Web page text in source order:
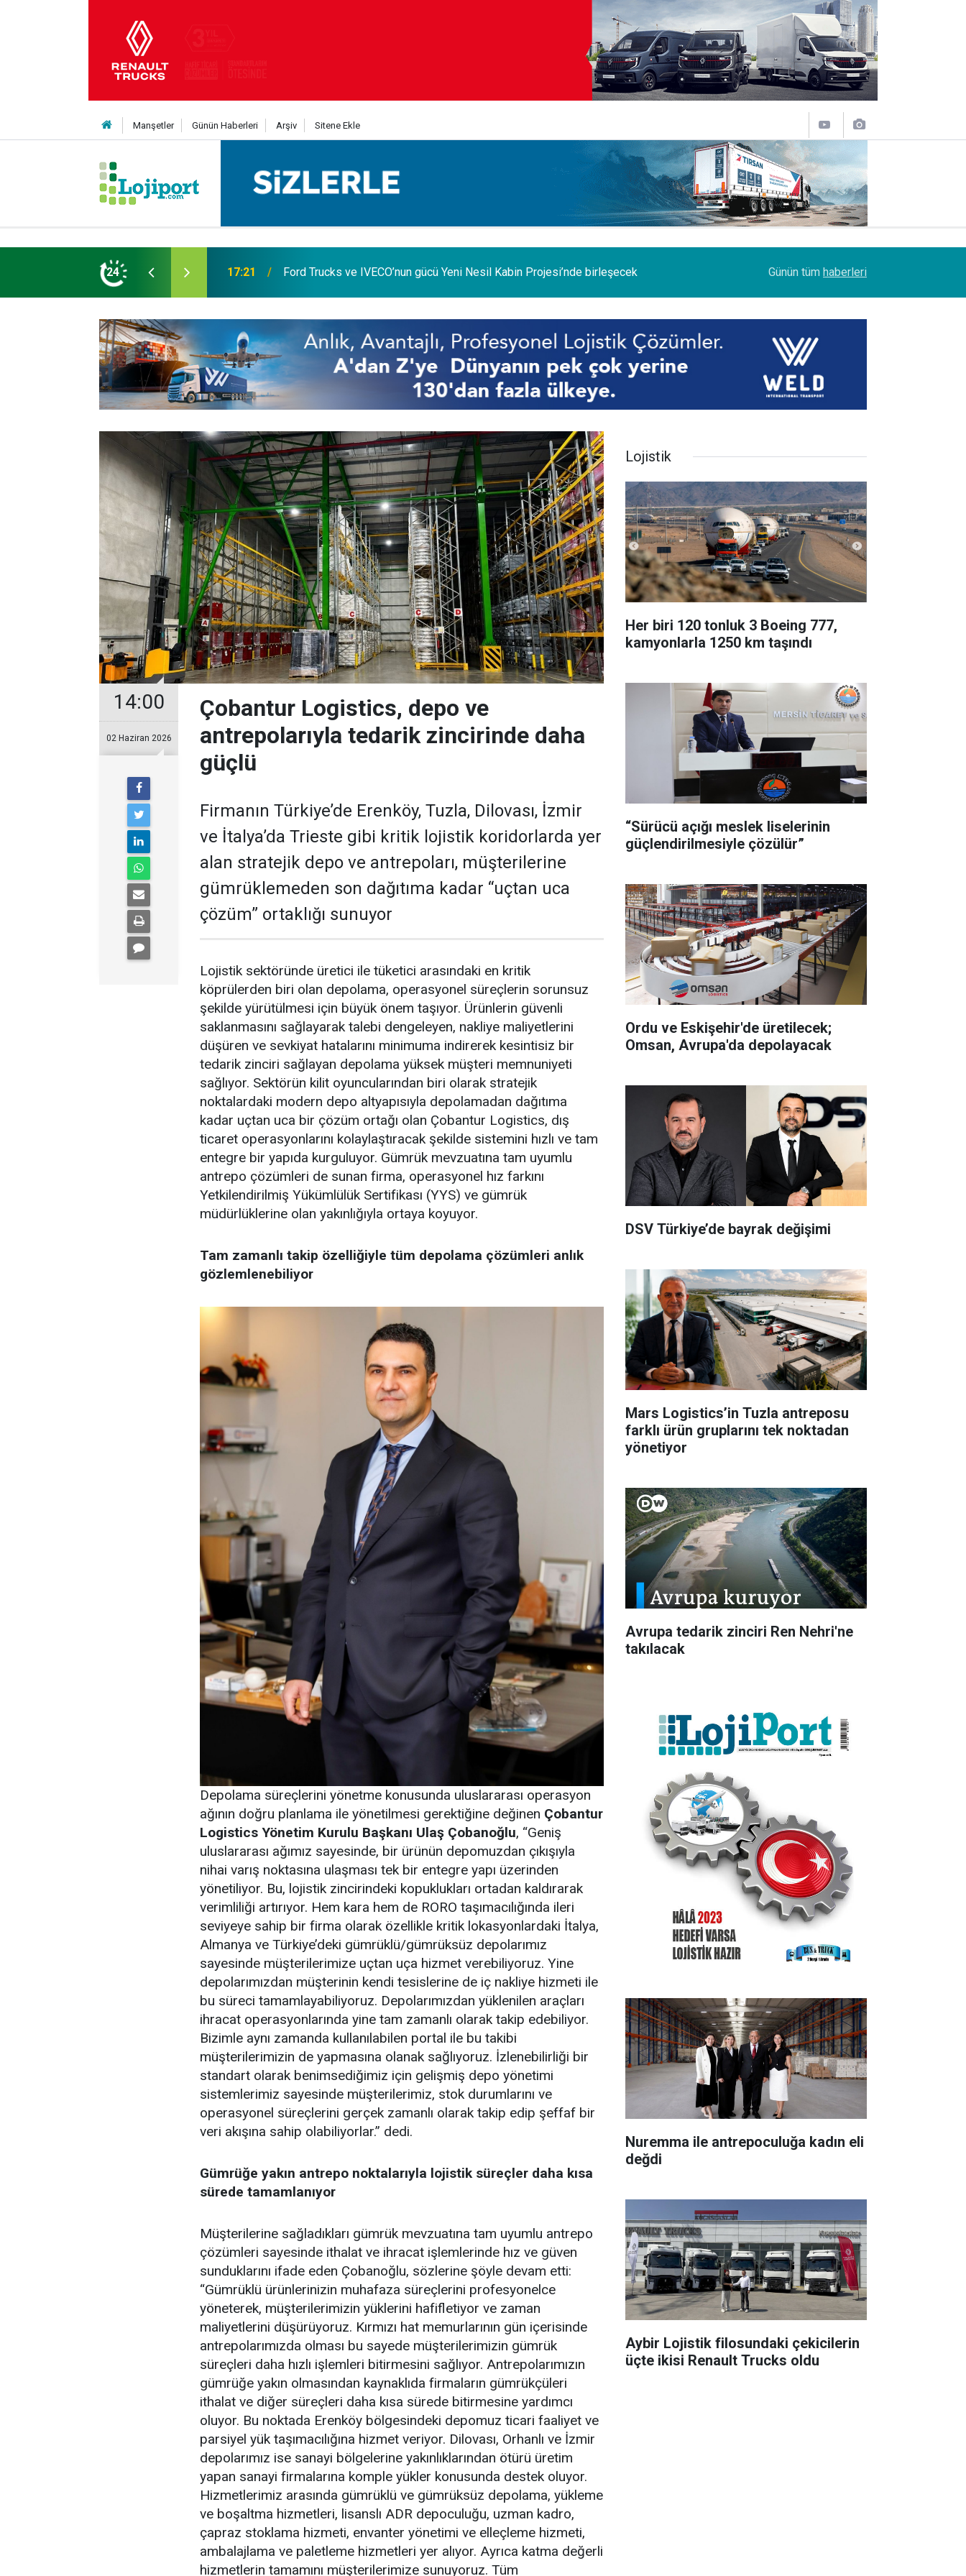
Manşetler Günün Haberleri Arşiv Sitene Ekle
24
Nesil Kabin Projesi’nde birleşecek 10:35 Treylerde iç pazar daraldı, ihracat şaha kalktı Her biri 120 tonluk 3 Boeing 777, kamyonlarla
Günün tüm haberleri
14:00
02 Haziran 2026
Çobantur Logistics, depo ve
antrepolarıyla tedarik zincirinde daha
güçlü
Firmanın Türkiye’de Erenköy, Tuzla, Dilovası, İzmir
ve İtalya’da Trieste gibi kritik lojistik koridorlarda yer
alan stratejik depo ve antrepoları, müşterilerine
gümrüklemeden son dağıtıma kadar “uçtan uca
çözüm” ortaklığı sunuyor
Lojistik sektöründe üretici ile tüketici arasındaki en kritik
köprülerden biri olan depolama, operasyonel süreçlerin sorunsuz
şekilde yürütülmesi için büyük önem taşıyor. Ürünlerin güvenli
saklanmasını sağlayarak talebi dengeleyen, nakliye maliyetlerini
düşüren ve sevkiyat hatalarını minimuma indirerek kesintisiz bir
tedarik zinciri sağlayan depolama yüksek müşteri memnuniyeti
sağlıyor. Sektörün kilit oyuncularından biri olarak stratejik
noktalardaki modern depo altyapısıyla depolamadan dağıtıma
kadar uçtan uca bir çözüm ortağı olan Çobantur Logistics, dış
ticaret operasyonlarını kolaylaştıracak şekilde sistemini hızlı ve tam
entegre bir yapıda kurguluyor. Gümrük mevzuatına tam uyumlu
antrepo çözümleri de sunan firma, operasyonel hız farkını
Yetkilendirilmiş Yükümlülük Sertifikası (YYS) ve gümrük
müdürlüklerine olan yakınlığıyla ortaya koyuyor.
Tam zamanlı takip özelliğiyle tüm depolama çözümleri anlık
gözlemlenebiliyor
Depolama süreçlerini yönetme konusunda uluslararası operasyon
ağının doğru planlama ile yönetilmesi gerektiğine değinen Çobantur
Logistics Yönetim Kurulu Başkanı Ulaş Çobanoğlu, “Geniş
uluslararası ağımız sayesinde, bir ürünün depomuzdan çıkışıyla
nihai varış noktasına ulaşması tek bir entegre yapı üzerinden
yönetiliyor. Bu, lojistik zincirindeki kopuklukları ortadan kaldırarak
verimliliği artırıyor. Hem kara hem de RORO taşımacılığında ileri
seviyeye sahip bir firma olarak özellikle kritik lokasyonlardaki İtalya,
Almanya ve Türkiye’deki gümrüklü/gümrüksüz depolarımız
sayesinde müşterilerimize uçtan uça hizmet verebiliyoruz. Yine
depolarımızdan müşterinin kendi tesislerine de iç nakliye hizmeti ile
bu süreci tamamlayabiliyoruz. Depolarımızdan yüklenilen araçları
ihracat operasyonlarında yine tam zamanlı olarak takip edebiliyor.
Bizimle aynı zamanda kullanılabilen portal ile bu takibi
müşterilerimizin de yapmasına olanak sağlıyoruz. İzlenebilirliği bir
standart olarak benimsediğimiz için gelişmiş depo yönetimi
sistemlerimiz sayesinde müşterilerimiz, stok durumlarını ve
operasyonel süreçlerini gerçek zamanlı olarak takip edip şeffaf bir
veri akışına sahip olabiliyorlar.” dedi.
Gümrüğe yakın antrepo noktalarıyla lojistik süreçler daha kısa
sürede tamamlanıyor
Müşterilerine sağladıkları gümrük mevzuatına tam uyumlu antrepo
çözümleri sayesinde ithalat ve ihracat işlemlerinde hız ve güven
sunduklarını ifade eden Çobanoğlu, sözlerine şöyle devam etti:
“Gümrüklü ürünlerinizin muhafaza süreçlerini profesyonelce
yöneterek, müşterilerimizin yüklerini hafifletiyor ve zaman
maliyetlerini düşürüyoruz. Kırmızı hat memurlarının gün içerisinde
antrepolarımızda olması bu sayede müşterilerimizin gümrük
süreçleri daha hızlı işlemleri bitirmesini sağlıyor. Antrepolarımızın
gümrüğe yakın olmasından kaynaklıda firmaların gümrükçüleri
ithalat ve diğer süreçleri daha kısa sürede bitirmesine yardımcı
oluyor. Bu noktada Erenköy bölgesindeki depomuz ticari faaliyet ve
parsiyel yük taşımacılığına hizmet veriyor. Dilovası, Orhanlı ve İzmir
depolarımız ise sanayi bölgelerine yakınlıklarından ötürü üretim
yapan sanayi firmalarına komple yükler konusunda destek oluyor.
Hizmetlerimiz arasında gümrüklü ve gümrüksüz depolama, yükleme
ve boşaltma hizmetleri, lisanslı ADR depoculuğu, uzman kadro,
çapraz stoklama hizmeti, envanter yönetimi ve elleçleme hizmeti,
ambalajlama ve paletleme hizmetleri yer alıyor. Ayrıca katma değerli
hizmetlerin tamamını müşterilerimize sunuyoruz. Tüm
Lojistik
Her biri 120 tonluk 3 Boeing 777,
kamyonlarla 1250 km taşındı
“Sürücü açığı meslek liselerinin
güçlendirilmesiyle çözülür”
Ordu ve Eskişehir'de üretilecek;
Omsan, Avrupa'da depolayacak
DSV Türkiye’de bayrak değişimi
Mars Logistics’in Tuzla antreposu
farklı ürün gruplarını tek noktadan
yönetiyor
Avrupa tedarik zinciri Ren Nehri'ne
takılacak
Nuremma ile antrepoculuğa kadın eli
değdi
Aybir Lojistik filosundaki çekicilerin
üçte ikisi Renault Trucks oldu